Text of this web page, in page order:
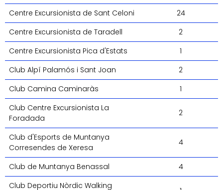
Centre Excursionista de Sant Celoni
24
Centre Excursionista de Taradell
2
Centre Excursionista Pica d'Estats
1
Club Alpí Palamós i Sant Joan
2
Club Camina Caminaràs
1
Club Centre Excursionista La
Foradada
2
Club d'Esports de Muntanya
Corresendes de Xeresa
4
Club de Muntanya Benassal
4
Club Deportiu Nòrdic Walking